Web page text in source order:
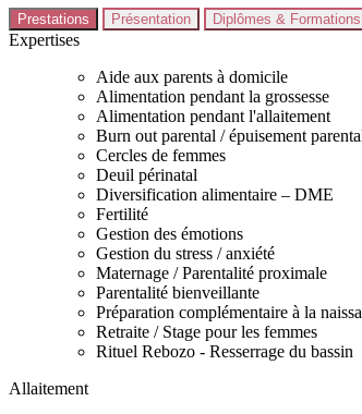
Prestations Présentation Diplômes & Formations
Expertises
Aide aux parents à domicile
Alimentation pendant la grossesse
Alimentation pendant l'allaitement
Burn out parental / épuisement
Cercles de femmes
Deuil périnatal
Diversification alimentaire – DME
Fertilité
Gestion des émotions
Gestion du stress / anxiété
Maternage / Parentalité proximale
Parentalité bienveillante
Préparation complémentaire à la
Retraite / Stage pour les femmes
Rituel Rebozo - Resserrage du bassin
Allaitement